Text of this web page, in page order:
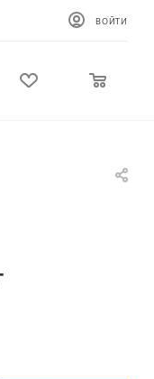
ВОЙТИ